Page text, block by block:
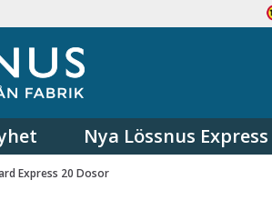
Nya Lössnus Express
Express 20 Dosor